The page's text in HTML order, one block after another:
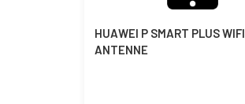
HUAWEI P SMART PLUS WIFI
ANTENNE